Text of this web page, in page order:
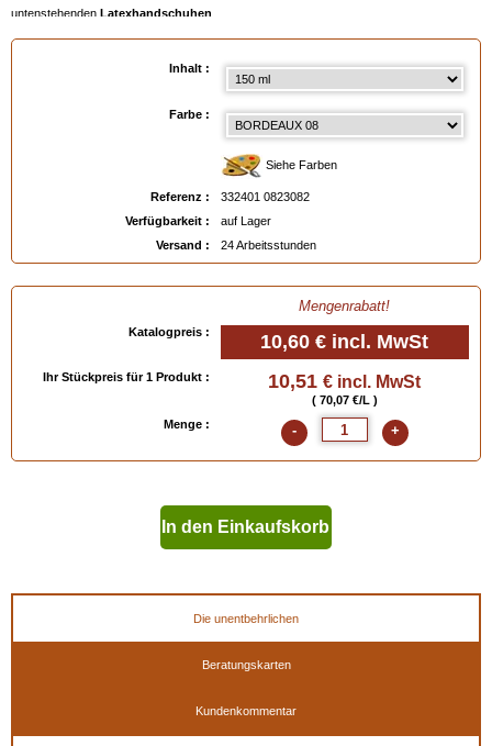
untenstehenden Latexhandschuhen
- Auch für Kunstleder und PVC geeignet.
- Für die Farbauswahl bitte auf die untenstehende Farbpalette klicken, oder das
bestellen, siehe unten.
Inhalt :
Farbe :
Siehe Farben
Referenz :
332401 0823082
Verfügbarkeit :
auf Lager
Versand :
24 Arbeitsstunden
Mengenrabatt!
Katalogpreis : 10,60 € incl. MwSt
Ihr Stückpreis für 1 Produkt : 10,51 € incl. MwSt
( 70,07 €/L )
Menge :
- +
In den Einkaufskorb
Die unentbehrlichen
Beratungskarten
Kundenkommentar